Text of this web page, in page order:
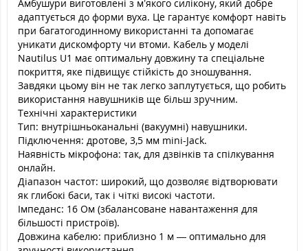
Амбушури виготовлені з м’якого силікону, який добре
адаптується до форми вуха. Це гарантує комфорт навіть
при багатогодинному використанні та допомагає
уникати дискомфорту чи втоми. Кабель у моделі
Nautilus U1 має оптимальну довжину та спеціальне
покриття, яке підвищує стійкість до зношування.
Завдяки цьому він не так легко заплутується, що робить
використання навушників ще більш зручним.
Технічні характеристики
Тип: внутрішньоканальні (вакуумні) навушники.
Підключення: дротове, 3,5 мм mini-Jack.
Наявність мікрофона: так, для дзвінків та спілкування
онлайн.
Діапазон частот: широкий, що дозволяє відтворювати
як глибокі баси, так і чіткі високі частоти.
Імпеданс: 16 Ом (збалансоване навантаження для
більшості пристроїв).
Довжина кабелю: приблизно 1 м — оптимально для